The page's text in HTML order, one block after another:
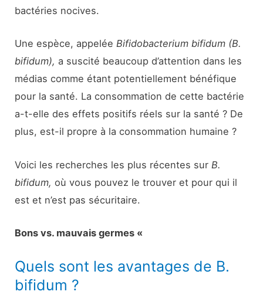
bactéries nocives.
Une espèce, appeléeBifidobacterium bifidum (B.
bifidum), a suscité beaucoup d’attention dans les
médias comme étant potentiellement bénéfique
pour la santé. La consommation de cette bactérie
a-t-elle des effets positifs réels sur la santé ? De
plus, est-il propre à la consommation humaine ?
Voici les recherches les plus récentes sur B.
bifidum, où vous pouvez le trouver et pour qui il
est et n’est pas sécuritaire.
Bons vs. mauvais germes «
Quels sont les avantages de B.
bifidum ?